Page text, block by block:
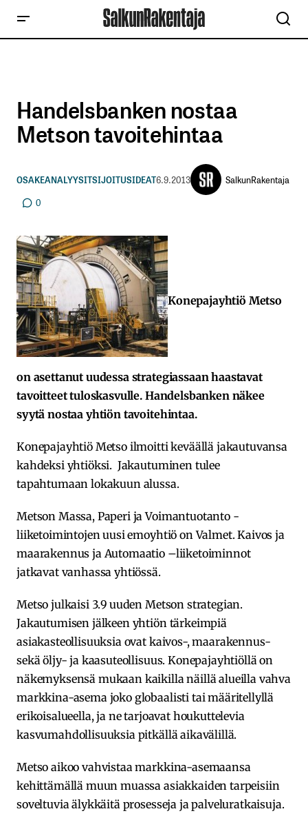
Handelsbanken nostaa
Metson tavoitehintaa
OSAKEANALYYSITSIJOITUSIDEAT6.9.2013
SalkunRakentaja
0
Konepajayhtiö Metso
on asettanut uudessa strategiassaan haastavat
tavoitteet tuloskasvulle. Handelsbanken näkee
syytä nostaa yhtiön tavoitehintaa.
Konepajayhtiö Metso ilmoitti keväällä jakautuvansa
kahdeksi yhtiöksi. Jakautuminen tulee
tapahtumaan lokakuun alussa.
Metson Massa, Paperi ja Voimantuotanto -
liiketoimintojen uusi emoyhtiö on Valmet. Kaivos ja
maarakennus ja Automaatio –liiketoiminnot
jatkavat vanhassa yhtiössä.
Metso julkaisi 3.9 uuden Metson strategian.
Jakautumisen jälkeen yhtiön tärkeimpiä
asiakasteollisuuksia ovat kaivos-, maarakennus-
sekä öljy- ja kaasuteollisuus. Konepajayhtiöllä on
näkemyksensä mukaan kaikilla näillä alueilla vahva
markkina-asema joko globaalisti tai määritellyllä
erikoisalueella, ja ne tarjoavat houkuttelevia
kasvumahdollisuuksia pitkällä aikavälillä.
Metso aikoo vahvistaa markkina-asemaansa
kehittämällä muun muassa asiakkaiden tarpeisiin
soveltuvia älykkäitä prosesseja ja palveluratkaisuja.